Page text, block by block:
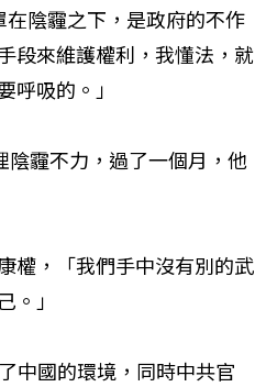
陰霾之下，是政府的不作
段來維護權利，我懂法，就
吸的。」
陰霾不力，過了一個月，他
權，「我們手中沒有別的武
」
中國的環境，同時中共官